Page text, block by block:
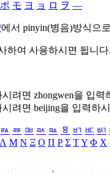
ポ モ ヨ ョ ロ ヲ ―
에서 pinyin(병음)방식으
하여 사용하시면 됩니다.
려면 zhongwen을 입력
려면 beijing을 입력하
ㅬ ㅭ ㅮ ㅯ ㅰ ㅱ ㅲ ㅳ ㅴ
Λ Μ Ν Ξ Ο Π Ρ Σ ΤΥ Φ Χ